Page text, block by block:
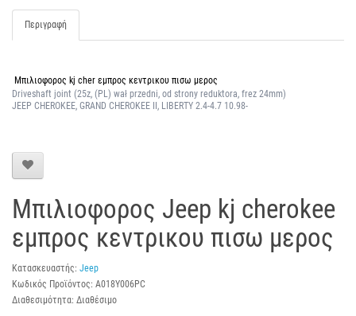
Περιγραφή
Μπιλιοφορος kj cher εμπρος κεντρικου πισω μερος
Driveshaft joint (25z, (PL) wał przedni, od strony reduktora, frez 24mm)
JEEP CHEROKEE, GRAND CHEROKEE II, LIBERTY 2.4-4.7 10.98-
Μπιλιοφορος Jeep kj cherokee
εμπρος κεντρικου πισω μερος
Κατασκευαστής: Jeep
Κωδικός Προϊόντος: A018Y006PC
Διαθεσιμότητα: Διαθέσιμο